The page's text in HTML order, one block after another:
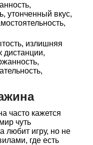
утонченный вкус,
излишняя
дистанции,
часто кажется
чуть
любит игру, но не
где есть